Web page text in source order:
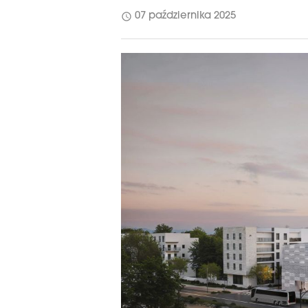
schedule 07 października 2025